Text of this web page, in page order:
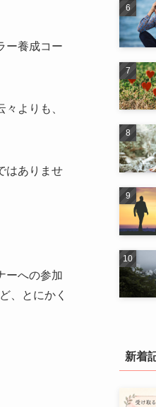
ー養成コー
よりも、
はありませ
ーへの参加
、とにかく
新着